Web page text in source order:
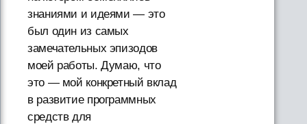
знаниями и идеями — это
был один из самых
замечательных эпизодов
моей работы. Думаю, что
это — мой конкретный вклад
в развитие программных
средств для